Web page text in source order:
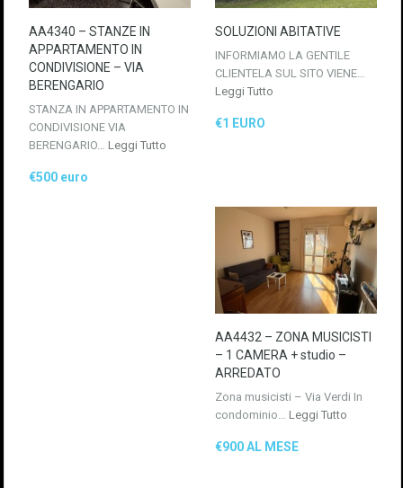
AA4340 – STANZE IN
APPARTAMENTO IN
CONDIVISIONE – VIA
BERENGARIO
STANZA IN APPARTAMENTO IN
CONDIVISIONE VIA
BERENGARIO… Leggi Tutto
€500 euro
SOLUZIONI ABITATIVE
INFORMIAMO LA GENTILE
CLIENTELA SUL SITO VIENE…
Leggi Tutto
€1 EURO
AA4432 – ZONA MUSICISTI
– 1 CAMERA + studio –
ARREDATO
Zona musicisti – Via Verdi In
condominio… Leggi Tutto
€900 AL MESE